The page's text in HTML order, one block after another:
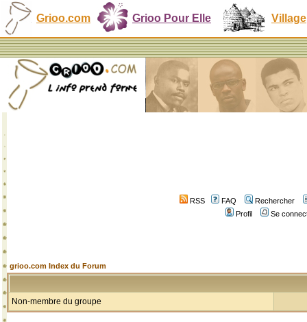
Grioo.com Grioo Pour Elle Village
RSS FAQ
Rechercher
Profil
Se
grioo.com Index du Forum
Non-membre du groupe